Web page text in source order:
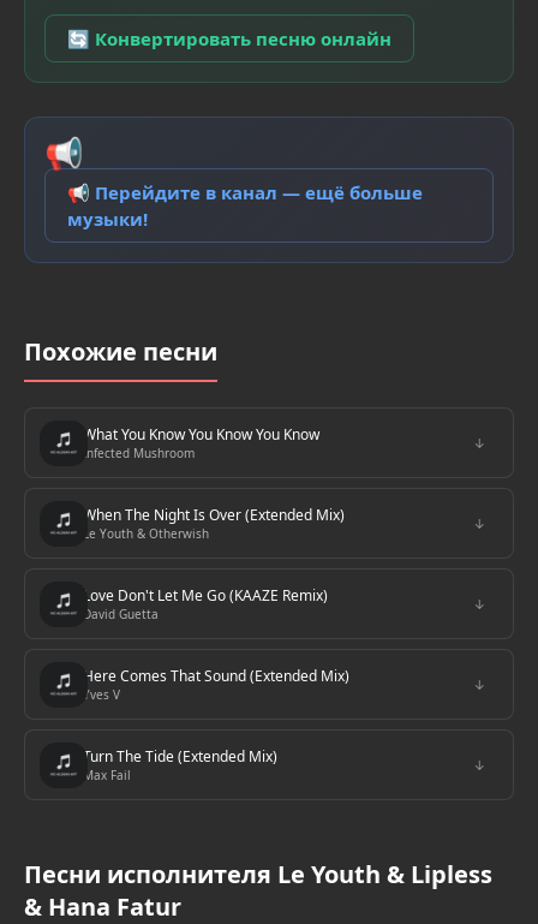
🔄 Конвертировать песню онлайн
📢
📢 Перейдите в канал — ещё больше
музыки!
Похожие песни
What You Know You Know You Know
Infected Mushroom
↓
When The Night Is Over (Extended Mix)
Le Youth & Otherwish
↓
Love Don't Let Me Go (KAAZE Remix)
David Guetta
↓
Here Comes That Sound (Extended Mix)
Yves V
↓
Turn The Tide (Extended Mix)
Max Fail
↓
Песни исполнителя Le Youth & Lipless
& Hana Fatur